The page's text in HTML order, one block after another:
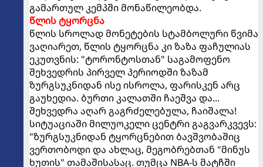
გამართულ კემპში მონაწილეობდა.
წლის ტყორცნა
წლის სროლად მონეტების სტამბოლური წვიმა
ვაღიარეთ, წლის ტყორცნა კი ზაზა ფაჩულიას
ეკუთვნის: "ტორონტოსთან" საგამოფენო
შეხვედრის პირველ პერიოდში ზაზამ
ზურგსუკნიდან ისე ისროლა, ფარისკენ არც
გაუხედია. ბურთი კალათში ჩაეშვა და...
შეხვედრა აღარ გაგრძელებულა, ჩაიშალა!
სიტუაციაში მილუოკელი ცენტრი გაგვარკვევს:
"ზურგსუკნიდან ტყორცნებით ბავშვობაშიც
ვერთობოდი და ახლაც, მეგობრებთან "მინუს
ხუთის" თამაშისასაც. თუმცა NBA-ს მატჩში